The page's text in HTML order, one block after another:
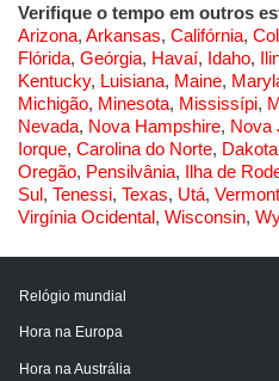
Verifique o tempo em outros
Arizona, Arkansas, Califórnia,
Flórida, Geórgia, Havaí, Idaho,
Kentucky, Luisiana, Maine,
Michigão, Minesota, Mississípi,
Nevada, Nova Hampshire, Nova
Iorque, Carolina do Norte,
Oregão, Pensilvânia, Ilha de
Sul, Tenessi, Texas, Utá,
Virgínia Ocidental, Wisconsin,
Relógio mundial
Hora na Europa
Hora na Austrália